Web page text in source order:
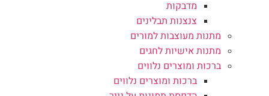
מדבקות
צנצנות תבלינים
מתנות מעוצבות למורים
מתנות אישיות לחגים
ברכות ומוצרים נלווים
ברכות ומוצרים נלווים